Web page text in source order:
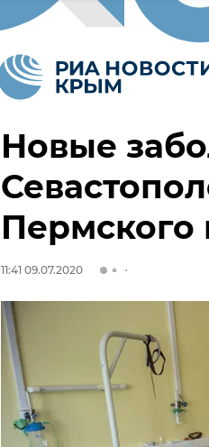
Новые
Пермского
11:41 09.07.2020